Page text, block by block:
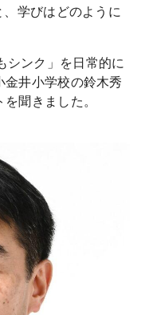
学びはどのように
ンク」を日常的に
井小学校の鈴木秀
聞きました。